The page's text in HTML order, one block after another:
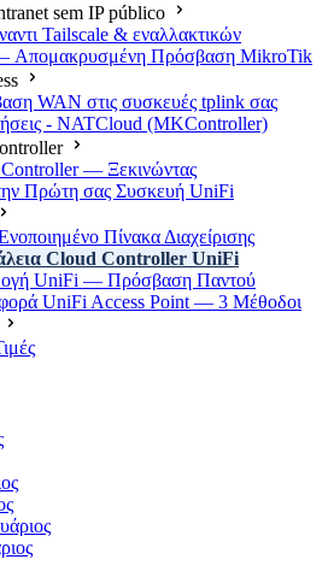
sem IP público
Tailscale & εναλλακτικών
Απομακρυσμένη Πρόσβαση MikroTik
WAN στις συσκευές tplink σας
- NATCloud (MKController)
— Ξεκινώντας
Πρώτη σας Συσκευή UniFi
Πίνακα Διαχείρισης
Cloud Controller UniFi
UniFi — Πρόσβαση Παντού
UniFi Access Point — 3 Μέθοδοι